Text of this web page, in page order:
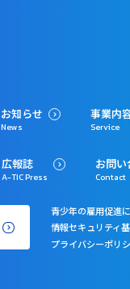
お知らせ
News
事業内
Service
広報誌
A-TIC Press
お問い
Contact
青少年の雇用促進
情報セキュリティ
プライバシーポリ